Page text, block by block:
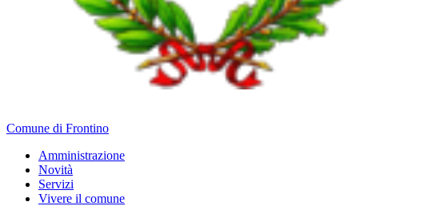
Comune di Frontino
Amministrazione
Novità
Servizi
Vivere il comune